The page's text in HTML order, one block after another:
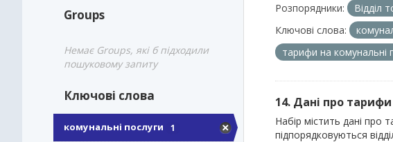
Groups
Немає Groups, які б підходили
пошуковому запиту
Ключові слова
комунальні послуги 1
Розпорядники:
Відділ
Ключові слова:
тарифи на комунальні
14. Дані про
Набір містить дані про
підпорядковуються